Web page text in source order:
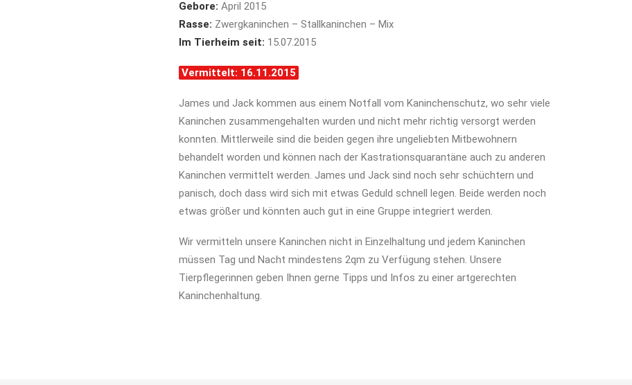
Gebore: April 2015
Rasse: Zwergkaninchen – Stallkaninchen – Mix
Im Tierheim seit: 15.07.2015
Vermittelt: 16.11.2015
James und Jack kommen aus einem Notfall vom Kaninchenschutz, wo sehr viele
Kaninchen zusammengehalten wurden und nicht mehr richtig versorgt werden
konnten. Mittlerweile sind die beiden gegen ihre ungeliebten Mitbewohnern
behandelt worden und können nach der Kastrationsquarantäne auch zu anderen
Kaninchen vermittelt werden. James und Jack sind noch sehr schüchtern und
panisch, doch dass wird sich mit etwas Geduld schnell legen. Beide werden noch
etwas größer und könnten auch gut in eine Gruppe integriert werden.
Wir vermitteln unsere Kaninchen nicht in Einzelhaltung und jedem Kaninchen
müssen Tag und Nacht mindestens 2qm zu Verfügung stehen. Unsere
Tierpflegerinnen geben Ihnen gerne Tipps und Infos zu einer artgerechten
Kaninchenhaltung.